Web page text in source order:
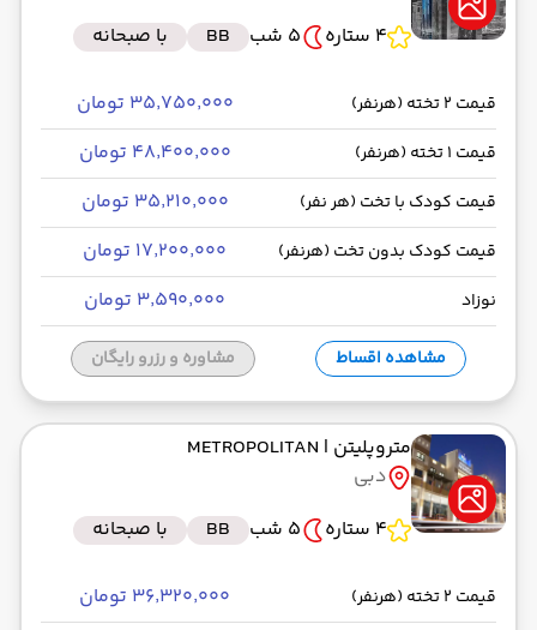
4 ستاره
5 شب BB با صبحانه
قیمت 2 تخته (هرنفر) ۳۵٬۷۵۰٬۰۰۰ تومان
قیمت 1 تخته (هرنفر) ۴۸٬۴۰۰٬۰۰۰ تومان
قیمت کودک با تخت (هر نفر) ۳۵٬۲۱۰٬۰۰۰ تومان
قیمت کودک بدون تخت (هرنفر) ۱۷٬۲۰۰٬۰۰۰ تومان
نوزاد ۳٬۵۹۰٬۰۰۰ تومان
مشاهده اقساط مشاوره و رزرو رایگان
متروپلیتن | METROPOLITAN
دبی
4 ستاره
5 شب BB با صبحانه
قیمت 2 تخته (هرنفر) ۳۶٬۳۲۰٬۰۰۰ تومان